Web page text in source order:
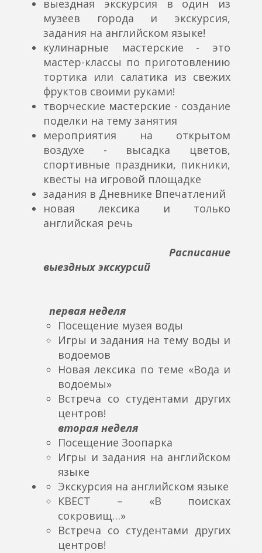
выездная экскурсия в один из
музеев города и экскурсия,
задания на английском языке!
кулинарные мастерские - это
мастер-классы по приготовлению
тортика или салатика из свежих
фруктов своими руками!
творческие мастерские - создание
поделки на тему занятия
мероприятия на открытом
воздухе - высадка цветов,
спортивные праздники, пикники,
квесты на игровой площадке
задания в Дневнике Впечатлений
новая лексика и только
английская речь
Расписание
выездных экскурсий
первая неделя
Посещение музея воды
Игры и задания на тему воды и
водоемов
Новая лексика по теме «Вода и
водоемы»
Встреча со студентами других
центров!
вторая неделя
Посещение Зоопарка
Игры и задания на английском
языке
Экскурсия на английском языке
КВЕСТ – «В поисках
сокровищ…»
Встреча со студентами других
центров!